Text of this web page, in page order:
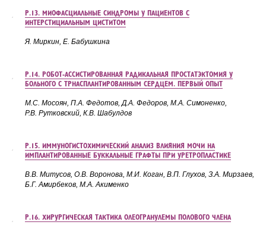
Р.13. МИОФАСЦИАЛЬНЫЕ СИНДРОМЫ У ПАЦИЕНТОВ С
ИНТЕРСТИЦИАЛЬНЫМ ЦИСТИТОМ
Я. Миркин, Е. Бабушкина
Р.14. РОБОТ-АССИСТИРОВАННАЯ РАДИКАЛЬНАЯ ПРОСТАТЭКТОМИЯ У
БОЛЬНОГО С ТРНАСПЛАНТИРОВАННЫМ СЕРДЦЕМ. ПЕРВЫЙ ОПЫТ
М.С. Мосоян, П.А. Федотов, Д.А. Федоров, М.А. Симоненко,
Р.В. Рутковский, К.В. Шабулдов
Р.15. ИММУНОГИСТОХИМИЧЕСКИЙ АНАЛИЗ ВЛИЯНИЯ МОЧИ НА
ИМПЛАНТИРОВАННЫЕ БУККАЛЬНЫЕ ГРАФТЫ ПРИ УРЕТРОПЛАСТИКЕ
В.В. Митусов, О.В. Воронова, М.И. Коган, В.П. Глухов, З.А. Мирзаев,
Б.Г. Амирбеков, М.А. Акименко
Р.16. ХИРУРГИЧЕСКАЯ ТАКТИКА ОЛЕОГРАНУЛЕМЫ ПОЛОВОГО ЧЛЕНА